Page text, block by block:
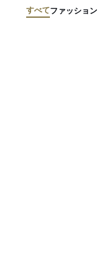
すべてファッション